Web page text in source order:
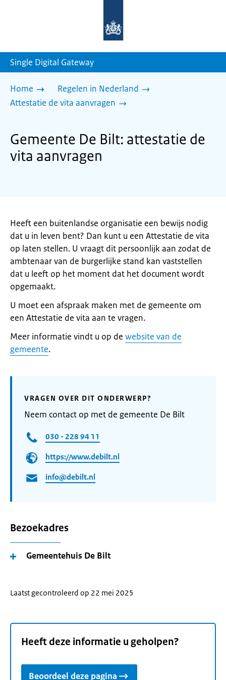
homepage
Single Digital Gateway
Home
Regelen in Nederland
Attestatie de vita aanvragen
Gemeente De Bilt: attestatie de
vita aanvragen
Heeft een buitenlandse organisatie een bewijs nodig
dat u in leven bent? Dan kunt u een Attestatie de vita
op laten stellen. U vraagt dit persoonlijk aan zodat de
ambtenaar van de burgerlijke stand kan vaststellen
dat u leeft op het moment dat het document wordt
opgemaakt.
U moet een afspraak maken met de gemeente om
een Attestatie de vita aan te vragen.
Meer informatie vindt u op de website van de
gemeente.
VRAGEN OVER DIT ONDERWERP?
Neem contact op met de gemeente De Bilt
030 - 228 94 11
https://www.debilt.nl
info@debilt.nl
Bezoekadres
Gemeentehuis De Bilt
Laatst gecontroleerd op 22 mei 2025
Heeft deze informatie u geholpen?
Beoordeel deze pagina